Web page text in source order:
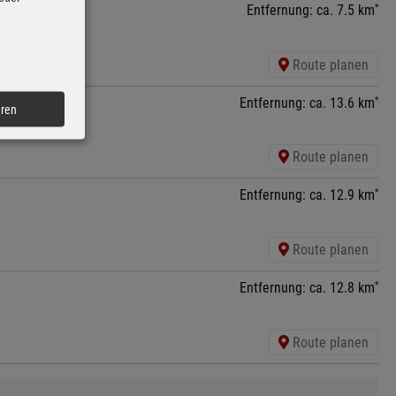
Entfernung: ca. 7.5 km*
Route planen
Entfernung: ca. 13.6 km*
Route planen
Entfernung: ca. 12.9 km*
Route planen
Entfernung: ca. 12.8 km*
Route planen